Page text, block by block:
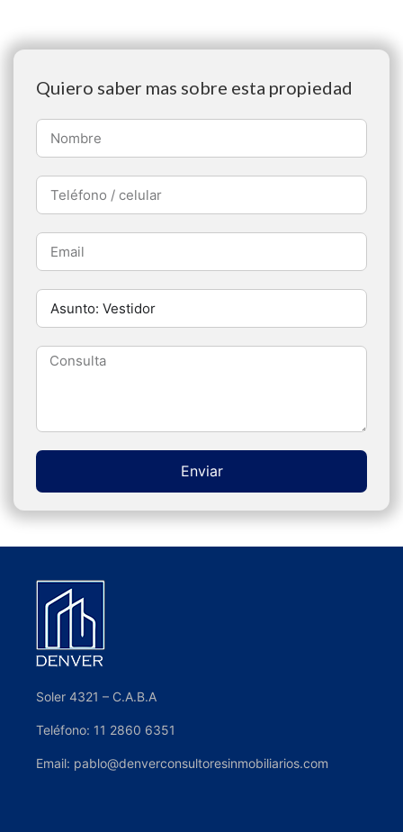
Quiero saber mas sobre esta propiedad
Enviar
Soler 4321 – C.A.B.A
Teléfono: 11 2860 6351
Email: pablo@denverconsultoresinmobiliarios.com